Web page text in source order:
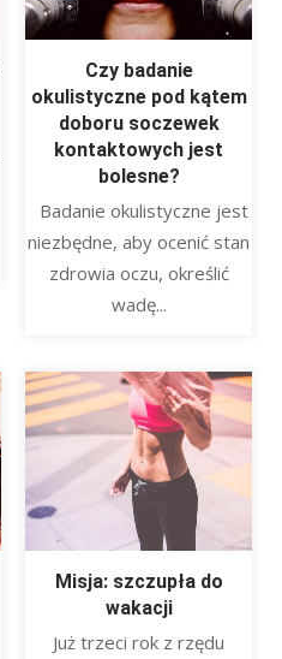
Czy badanie
okulistyczne pod kątem
doboru soczewek
kontaktowych jest
bolesne?
Badanie okulistyczne jest
niezbędne, aby ocenić stan
zdrowia oczu, określić
wadę...
Misja: szczupła do
wakacji
Już trzeci rok z rzędu